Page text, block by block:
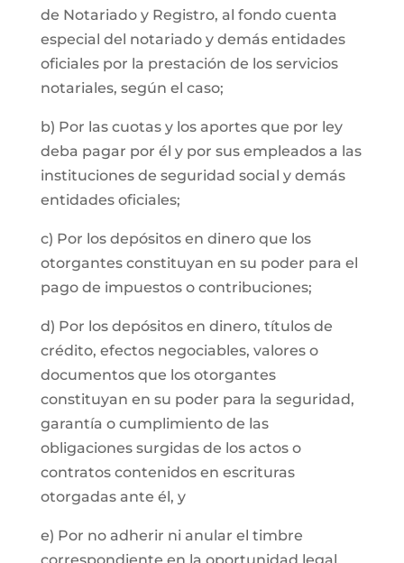
de Notariado y Registro, al fondo cuenta
especial del notariado y demás entidades
oficiales por la prestación de los servicios
notariales, según el caso;
b) Por las cuotas y los aportes que por ley
deba pagar por él y por sus empleados a las
instituciones de seguridad social y demás
entidades oficiales;
c) Por los depósitos en dinero que los
otorgantes constituyan en su poder para el
pago de impuestos o contribuciones;
d) Por los depósitos en dinero, títulos de
crédito, efectos negociables, valores o
documentos que los otorgantes
constituyan en su poder para la seguridad,
garantía o cumplimiento de las
obligaciones surgidas de los actos o
contratos contenidos en escrituras
otorgadas ante él, y
e) Por no adherir ni anular el timbre